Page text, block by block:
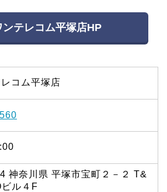
ンテレコム平塚店HP
コム平塚店
神奈川県 平塚市宝町２－２ T&
ル４F